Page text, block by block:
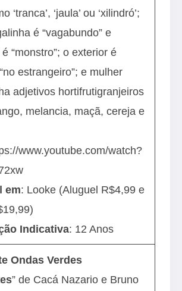
‘tranca’, ‘jaula’ ou ‘xilindró’;
é “vagabundo” e
“monstro”; o exterior é
estrangeiro”; e mulher
adjetivos hortifrutigranjeiros
melancia, maçã, cereja e
www.youtube.com/watch?
em: Looke (Aluguel R$4,99 e
Indicativa: 12 Anos
Ondas Verdes
” de Cacá Nazario e Bruno